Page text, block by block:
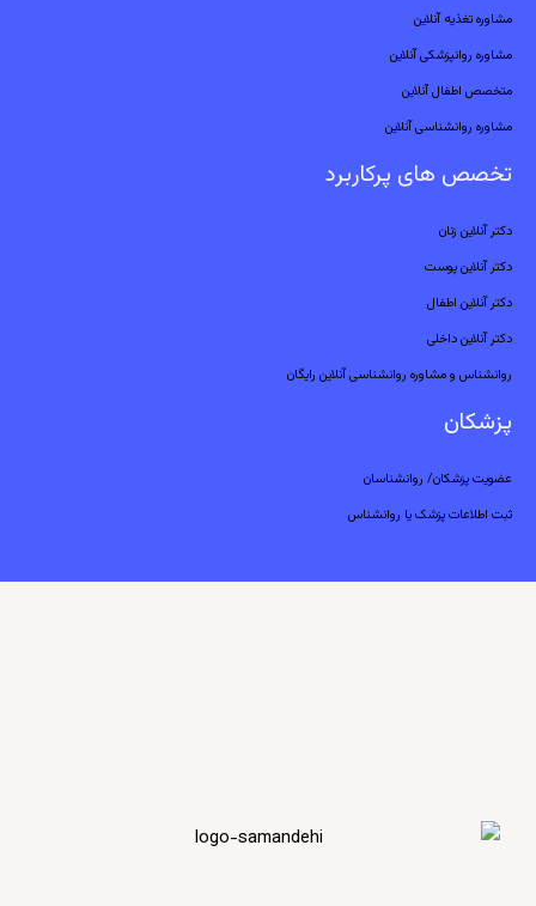
مشاوره تغذیه آنلاین
مشاوره روانپزشکی آنلاین
متخصص اطفال آنلاین
مشاوره روانشناسی آنلاین
تخصص های پرکاربرد
دکتر آنلاین زنان
دکتر آنلاین پوست
دکتر آنلاین اطفال
دکتر آنلاین داخلی
روانشناس و مشاوره روانشناسی آنلاین رایگان
پزشکان
عضویت پزشکان/ روانشناسان
ثبت اطلاعات پزشک یا روانشناس